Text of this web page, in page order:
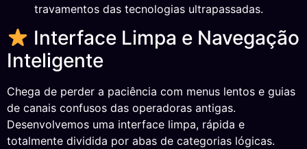
travamentos das tecnologias ultrapassadas.
Interface Limpa e Navegação
Inteligente
Chega de perder a paciência com menus lentos e guias
de canais confusos das operadoras antigas.
Desenvolvemos uma interface limpa, rápida e
totalmente dividida por abas de categorias lógicas.